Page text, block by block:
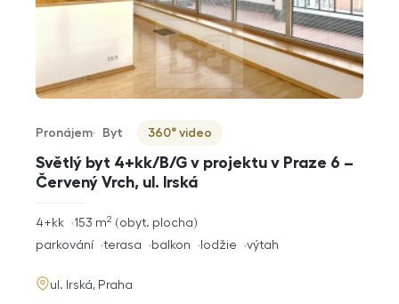
Světlý byt 4+kk/B/G v projektu v Praze 6 –
Červený Vrch, ul. Irská
Typ nabídky
Pronájem
Typ nemovitosti
Byt
Virtuální prohlídka
360° video
rozměry
4+kk obyt. plocha
153 m2
funkce
parkování terasa balkon lodžie výtah
adresa
ul. Irská, Praha